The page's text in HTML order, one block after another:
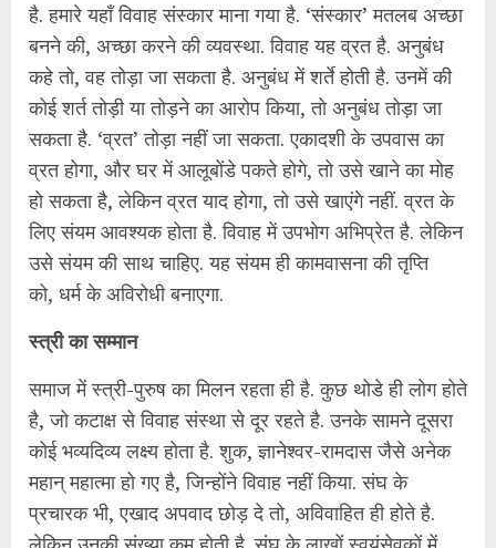
है. हमारे यहॉं विवाह संस्कार माना गया है. ‘संस्कार’ मतलब अच्छा
बनने की, अच्छा करने की व्यवस्था. विवाह यह व्रत है. अनुबंध
कहे तो, वह तोड़ा जा सकता है. अनुबंध में शर्ते होती है. उनमें की
कोई शर्त तोड़ी या तोड़ने का आरोप किया, तो अनुबंध तोड़ा जा
सकता है. ‘व्रत’ तोड़ा नहीं जा सकता. एकादशी के उपवास का
व्रत होगा, और घर में आलूबोंडे पकते होगे, तो उसे खाने का मोह
हो सकता है, लेकिन व्रत याद होगा, तो उसे खाएंगे नहीं. व्रत के
लिए संयम आवश्यक होता है. विवाह में उपभोग अभिप्रेत है. लेकिन
उसे संयम की साथ चाहिए. यह संयम ही कामवासना की तृप्ति
को, धर्म के अविरोधी बनाएगा.
स्त्री का सम्मान
समाज में स्त्री-पुरुष का मिलन रहता ही है. कुछ थोडे ही लोग होते
है, जो कटाक्ष से विवाह संस्था से दूर रहते है. उनके सामने दूसरा
कोई भव्यदिव्य लक्ष्य होता है. शुक, ज्ञानेश्‍वर-रामदास जैसे अनेक
महान् महात्मा हो गए है, जिन्होंने विवाह नहीं किया. संघ के
प्रचारक भी, एखाद अपवाद छोड़ दे तो, अविवाहित ही होते है.